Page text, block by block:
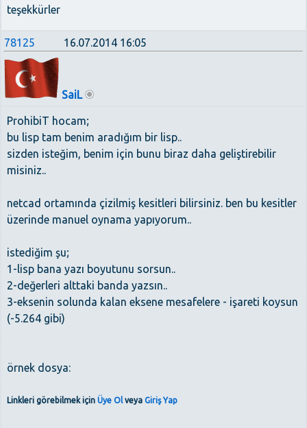
teşekkürler
78125 16.07.2014 16:05
SaiL
ProhibiT hocam;
bu lisp tam benim aradığım bir lisp..
sizden isteğim, benim için bunu biraz daha geliştirebilir
misiniz..
netcad ortamında çizilmiş kesitleri bilirsiniz. ben bu kesitler
üzerinde manuel oynama yapıyorum..
istediğim şu;
1-lisp bana yazı boyutunu sorsun..
2-değerleri alttaki banda yazsın..
3-eksenin solunda kalan eksene mesafelere - işareti koysun
(-5.264 gibi)
örnek dosya:
Linkleri görebilmek için Üye Olveya Giriş Yap